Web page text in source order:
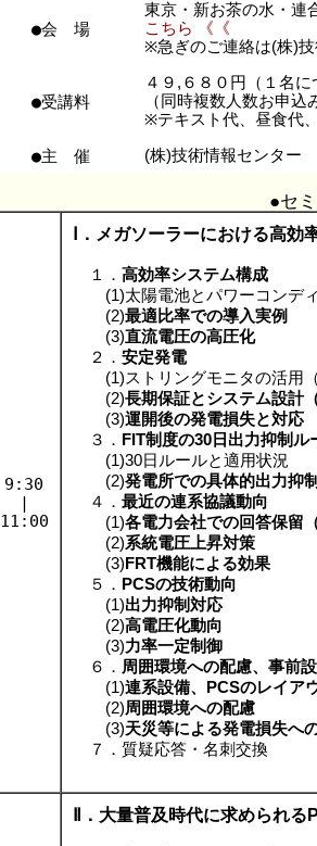
●会 場
東京・新お茶の水・
こちら 《《
※急ぎのご連絡は(株)
●受講料
４９,６８０円（１名に
（同時複数人数お申
※テキスト代、昼食代
●主 催 (株)技術情報センター
●セ
9:30
|
11:00
Ⅰ．メガソーラーにおける高
１． 高効率システム構成
(1)太陽電池とパワーコンディ
(2)最適比率での導入実例
(3)直流電圧の高圧化
２． 安定発電
(1)ストリングモニタの活用（
(2)長期保証とシステム設計
(3)運開後の発電損失と対応
３． FIT制度の30日出力抑制ル
(1)30日ルールと適用状況
(2)発電所での具体的出力抑
４． 最近の連系協議動向
(1)各電力会社での回答保留
(2)系統電圧上昇対策
(3) FRT機能による効果
５． PCSの技術動向
(1)出力抑制対応
(2)高電圧化動向
(3)力率一定制御
６． 周囲環境への配慮、事前
(1)連系設備、PCSのレイア
(2)周囲環境への配慮
(3)天災等による発電損失へ
７．質疑応答・名刺交換
Ⅱ．大量普及時代に求められ